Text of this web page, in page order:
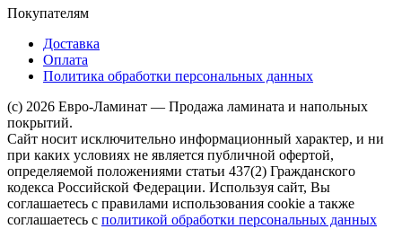
Покупателям
Доставка
Оплата
Политика обработки персональных данных
(c) 2026 Евро-Ламинат — Продажа ламината и напольных
покрытий.
Сайт носит исключительно информационный характер, и ни
при каких условиях не является публичной офертой,
определяемой положениями статьи 437(2) Гражданского
кодекса Российской Федерации. Используя сайт, Вы
соглашаетесь с правилами использования cookie а также
соглашаетесь с политикой обработки персональных данных